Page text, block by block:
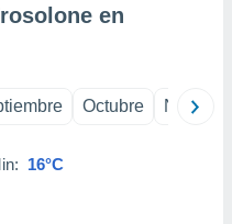
en
Octubre
16°C